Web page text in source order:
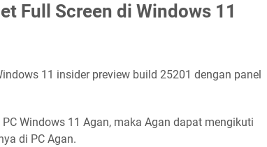
Full Screen di Windows 11
11 insider preview build 25201 dengan panel
Windows 11 Agan, maka Agan dapat mengikuti
di PC Agan.